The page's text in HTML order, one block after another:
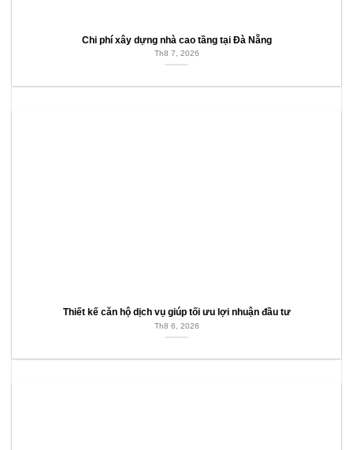
Chi phí xây dựng nhà cao tầng tại Đà Nẵng
Th8 7, 2026
Thiết kế căn hộ dịch vụ giúp tối ưu lợi nhuận đầu tư
Th8 6, 2026